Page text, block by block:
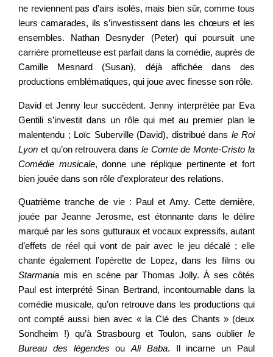
ne reviennent pas d’airs isolés, mais bien sûr, comme tous
leurs camarades, ils s’investissent dans les chœurs et les
ensembles. Nathan Desnyder (Peter) qui poursuit une
carrière prometteuse est parfait dans la comédie, auprès de
Camille Mesnard (Susan), déjà affichée dans des
productions emblématiques, qui joue avec finesse son rôle.
David et Jenny leur succèdent. Jenny interprétée par Eva
Gentili s’investit dans un rôle qui met au premier plan le
malentendu ; Loïc Suberville (David), distribué dans le Roi
Lyon et qu’on retrouvera dans le Comte de Monte-Cristo la
Comédie musicale, donne une réplique pertinente et fort
bien jouée dans son rôle d’explorateur des relations.
Quatrième tranche de vie : Paul et Amy. Cette dernière,
jouée par Jeanne Jerosme, est étonnante dans le délire
marqué par les sons gutturaux et vocaux expressifs, autant
d’effets de réel qui vont de pair avec le jeu décalé ; elle
chante également l’opérette de Lopez, dans les films ou
Starmania mis en scène par Thomas Jolly. À ses côtés
Paul est interprété Sinan Bertrand, incontournable dans la
comédie musicale, qu’on retrouve dans les productions qui
ont compté aussi bien avec « la Clé des Chants » (deux
Sondheim !) qu’à Strasbourg et Toulon, sans oublier le
Bureau des légendes ouAli Baba. Il incarne un Paul